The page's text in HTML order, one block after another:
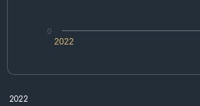
2022
0
2022